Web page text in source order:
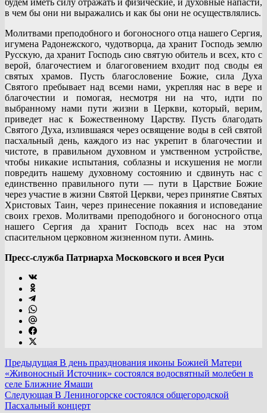
в чем бы они ни выражались и как бы они не осуществлялись.
Молитвами преподобного и богоносного отца нашего Сергия,
игумена Радонежского, чудотворца, да хранит Господь землю
Русскую, да хранит Господь сию святую обитель и всех, кто с
верой, благочестием и благоговением входит под своды ея
святых храмов. Пусть благословение Божие, сила Духа
Святого пребывает над всеми нами, укрепляя нас в вере и
благочестии и помогая, несмотря ни на что, идти по
выбранному нами пути жизни в Церкви, который, верим,
приведет нас к Божественному Царству. Пусть благодать
Святого Духа, излившаяся через освящение воды в сей святой
пасхальный день, каждого из нас укрепит в благочестии и
чистоте, в правильном духовном и умственном устройстве,
чтобы никакие испытания, соблазны и искушения не могли
повредить нашему духовному состоянию и сдвинуть нас с
единственно правильного пути — пути в Царствие Божие
через участие в жизни Святой Церкви, через принятие Святых
Христовых Таин, через принесение покаяния и исповедание
своих грехов. Молитвами преподобного и богоносного отца
нашего Сергия да хранит Господь всех нас на этом
спасительном церковном жизненном пути. Аминь.
Пресс-служба Патриарха Московского и всея Руси
Предыдущая В день празднования иконы Божией Матери
«Живоносный Источник» состоялся водосвятный молебен в
селе Ближние Ямаши
Следующая В Лениногорске состоялся общегородской
Пасхальный концерт